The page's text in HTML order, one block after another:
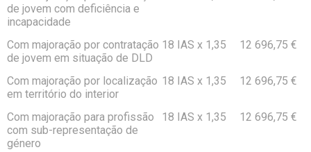
de jovem com deficiência e
incapacidade
Com majoração por contratação
de jovem em situação de DLD
18 IAS x 1,35 12 696,75 €
Com majoração por localização
em território do interior
18 IAS x 1,35 12 696,75 €
Com majoração para profissão
com sub-representação de
género
18 IAS x 1,35 12 696,75 €